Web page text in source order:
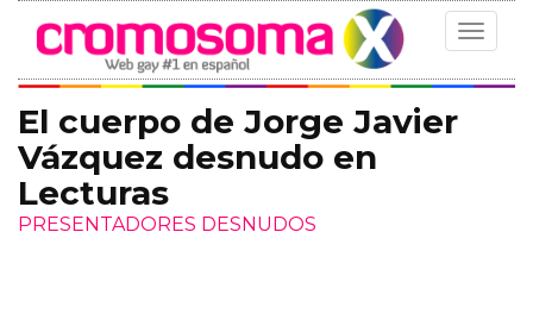
Toggle
El cuerpo de Jorge Javier
Vázquez desnudo en
Lecturas
PRESENTADORES DESNUDOS